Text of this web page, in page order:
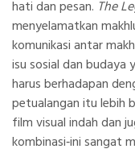
hati dan pesan. The
menyelamatkan
komunikasi antar
isu sosial dan budaya
harus berhadapan
petualangan itu lebih
film visual indah dan
kombinasi‑ini sangat